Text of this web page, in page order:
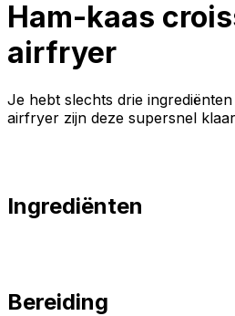
Ham-kaas
airfryer
Je hebt slechts drie
airfryer zijn deze supersnel
Ingrediënten
Bereiding